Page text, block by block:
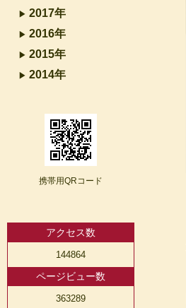
2017年
2016年
2015年
2014年
携帯用QRコード
アクセス数
144864
ページビュー数
363289